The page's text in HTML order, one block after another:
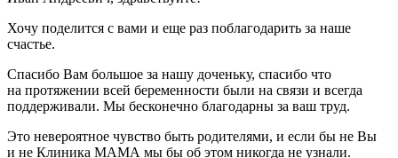
Хочу поделится с вами и еще раз поблагодарить за наше
счастье.
Спасибо Вам большое за нашу доченьку, спасибо что
на протяжении всей беременности были на связи и всегда
поддерживали. Мы бесконечно благодарны за ваш труд.
Это невероятное чувство быть родителями, и если бы не Вы
и не Клиника МАМА мы бы об этом никогда не узнали.